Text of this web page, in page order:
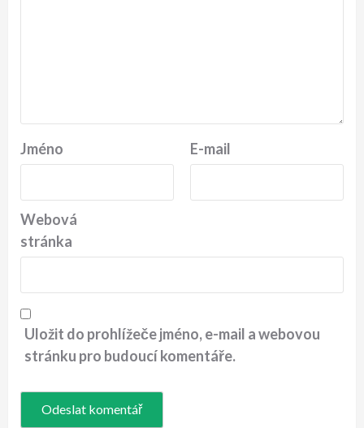
Jméno E-mail
Webová
stránka
Uložit do prohlížeče jméno, e-mail a webovou
stránku pro budoucí komentáře.